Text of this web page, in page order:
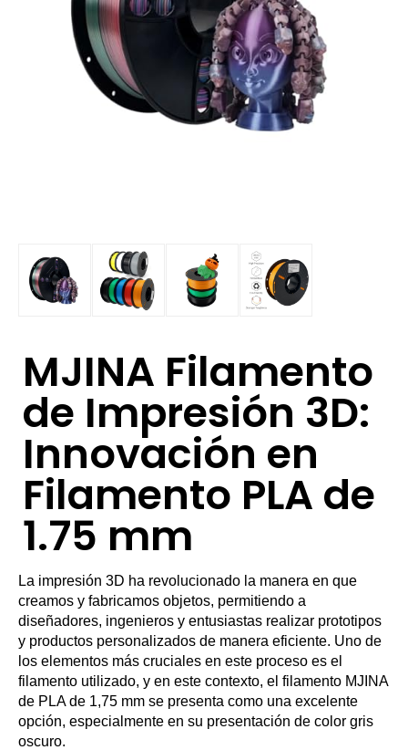
MJINA Filamento
de Impresión 3D:
Innovación en
Filamento PLA de
1.75 mm
La impresión 3D ha revolucionado la manera en que
creamos y fabricamos objetos, permitiendo a
diseñadores, ingenieros y entusiastas realizar prototipos
y productos personalizados de manera eficiente. Uno de
los elementos más cruciales en este proceso es el
filamento utilizado, y en este contexto, el filamento MJINA
de PLA de 1,75 mm se presenta como una excelente
opción, especialmente en su presentación de color gris
oscuro.